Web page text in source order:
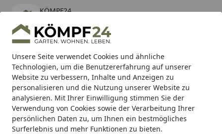
Unsere Seite verwendet Cookies und ähnliche
Technologien, um die Benutzererfahrung auf unserer
Website zu verbessern, Inhalte und Anzeigen zu
personalisieren und die Nutzung unserer Website zu
analysieren. Mit Ihrer Einwilligung stimmen Sie der
Verwendung von Cookies sowie der Verarbeitung Ihrer
persönlichen Daten zu, um Ihnen ein bestmögliches
Surferlebnis und mehr Funktionen zu bieten.
KÖMPF24
kostenlos - Im App Store
Hotline
Alle Produkte
Mein Konto
Suchen
Karibu Pools inkl. gratis Sandfilteranlage & Pool-
Starterset (Gesamtwert bis 468,99€)